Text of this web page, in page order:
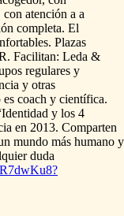
con atención a a
completa. El
Plazas
Facilitan: Leda &
regulares y
y otras
es coach y científica.
y los 4
en 2013. Comparten
mundo más humano y
duda